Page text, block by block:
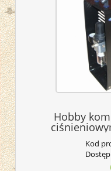
Hobby
Kod